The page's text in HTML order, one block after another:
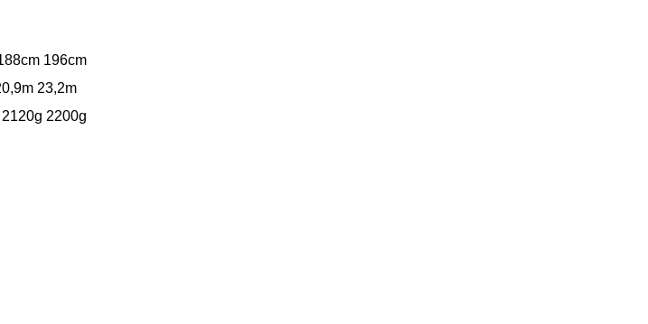
196cm
23,2m
2120g 2200g